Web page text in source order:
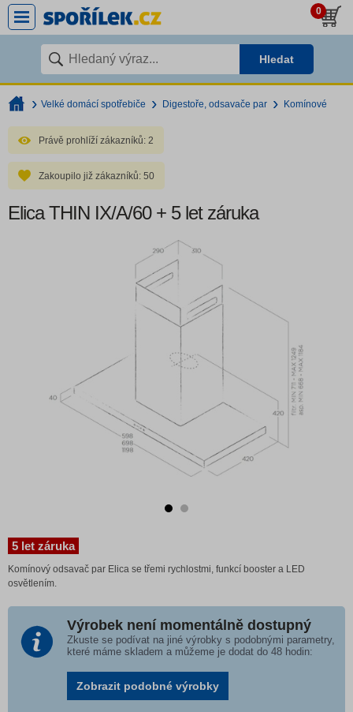
0
Hledat
Velké domácí spotřebiče Digestoře, odsavače par Komínové
Právě prohlíží zákazníků: 2
Zakoupilo již zákazníků: 50
Elica THIN IX/A/60 + 5 let záruka
5 let záruka
Komínový odsavač par Elica se třemi rychlostmi, funkcí booster a LED
osvětlením.
Výrobek není momentálně dostupný
Zkuste se podívat na jiné výrobky s podobnými parametry,
které máme skladem a můžeme je dodat do 48 hodin:
Zobrazit podobné výrobky